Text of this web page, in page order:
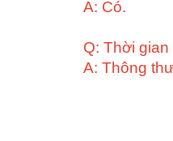
A: Có.
Q: Thời
A: Thông